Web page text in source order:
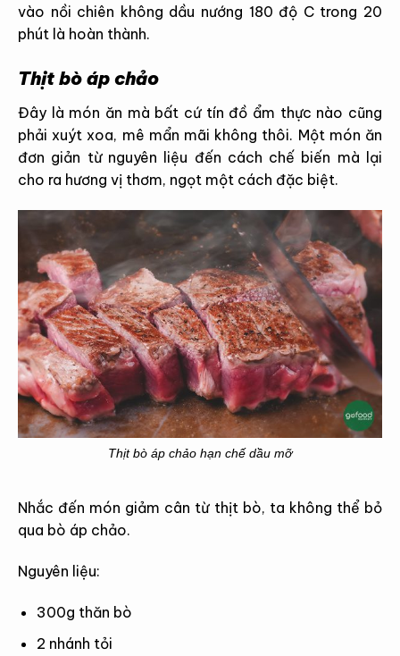
vào nồi chiên không dầu nướng 180 độ C trong 20
phút là hoàn thành.
Thịt bò áp chảo
Đây là món ăn mà bất cứ tín đồ ẩm thực nào cũng
phải xuýt xoa, mê mẩn mãi không thôi. Một món ăn
đơn giản từ nguyên liệu đến cách chế biến mà lại
cho ra hương vị thơm, ngọt một cách đặc biệt.
Thịt bò áp chảo hạn chế dầu mỡ
Nhắc đến món giảm cân từ thịt bò, ta không thể bỏ
qua bò áp chảo.
Nguyên liệu:
300g thăn bò
2 nhánh tỏi